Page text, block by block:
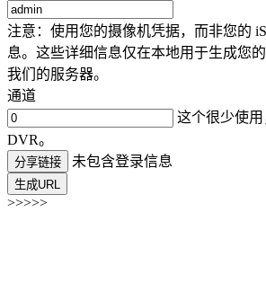
注意：使用您的摄像机凭据，而非您的
息。这些详细信息仅在本地用于生成您
我们的服务器。
通道
这个很少使
DVR。
分享链接 未包含登录信息
生成URL
>>>>>